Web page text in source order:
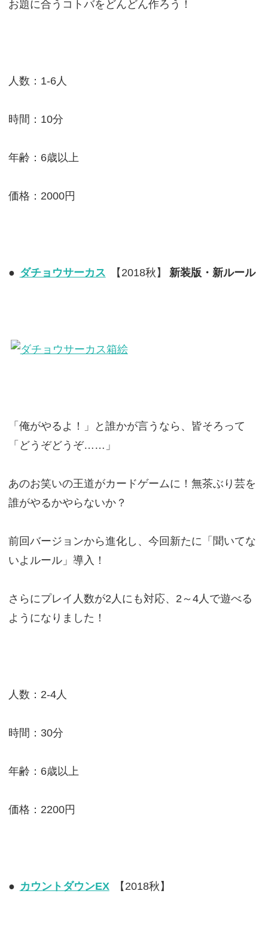
お題に合うコトバをどんどん作ろう！
人数：1-6人
時間：10分
年齢：6歳以上
価格：2000円
● ダチョウサーカス 【2018秋】 新装版・新ルール
「俺がやるよ！」と誰かが言うなら、皆そろって
「どうぞどうぞ……」
あのお笑いの王道がカードゲームに！無茶ぶり芸を
誰がやるかやらないか？
前回バージョンから進化し、今回新たに「聞いてな
いよルール」導入！
さらにプレイ人数が2人にも対応、2～4人で遊べる
ようになりました！
人数：2-4人
時間：30分
年齢：6歳以上
価格：2200円
● カウントダウンEX 【2018秋】